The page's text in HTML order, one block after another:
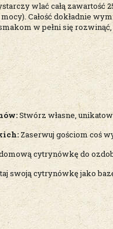
wlać całą zawartość
Całość dokładnie
w pełni się
Stwórz własne,
Zaserwuj gościom coś
cytrynówkę do
swoją cytrynówkę jako